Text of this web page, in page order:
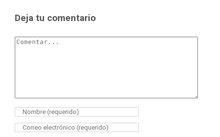
Deja tu comentario